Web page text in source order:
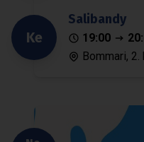
Sali­bandy
19:00
Bommari, 2.
Ke